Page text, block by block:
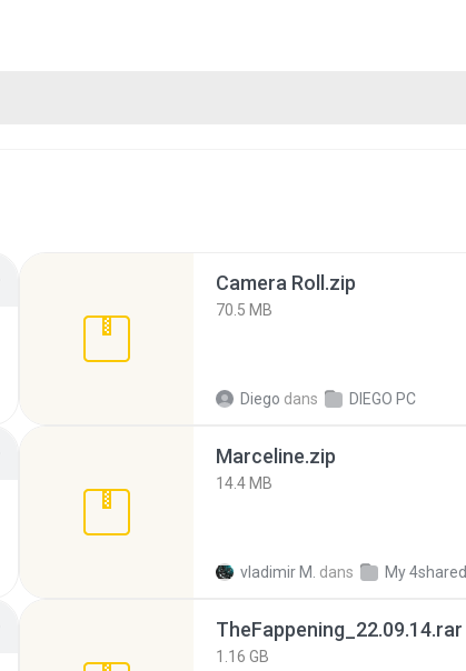
Camera Roll.zip
70.5 MB
Diego dans DIEGO PC
Marceline.zip
14.4 MB
vladimir M. dans My 4shared
TheFappening_22.09.14.rar
1.16 GB